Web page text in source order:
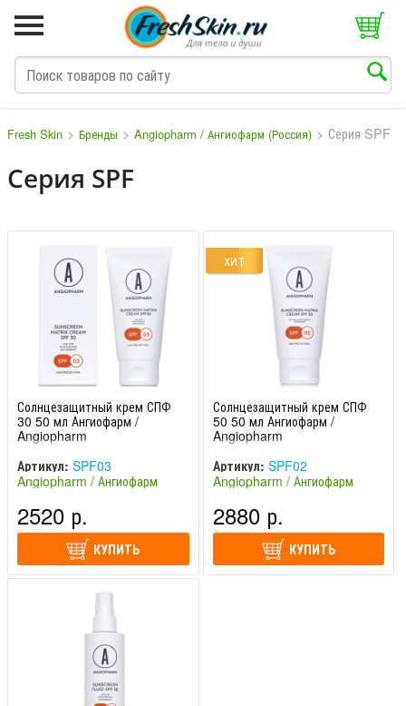
Fresh Skin > Бренды > Angiopharm / Ангиофарм (Россия) > Серия SPF
Серия SPF
Солнцезащитный крем СПФ
30 50 мл Ангиофарм /
Angiopharm
Артикул: SPF03
Angiopharm / Ангиофарм
2520 р.
КУПИТЬ
ХИТ
Солнцезащитный крем СПФ
50 50 мл Ангиофарм /
Angiopharm
Артикул: SPF02
Angiopharm / Ангиофарм
2880 р.
КУПИТЬ